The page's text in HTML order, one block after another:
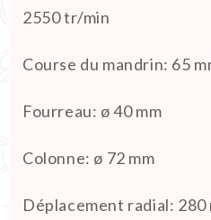
2550 tr/min
Course du mandrin: 65
Fourreau: ø 40 mm
Colonne: ø 72 mm
Déplacement radial: 280